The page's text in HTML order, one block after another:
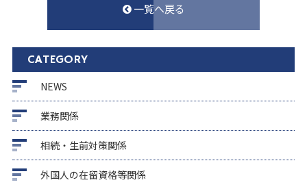
一覧へ戻る
CATEGORY
NEWS
業務関係
相続・生前対策関係
外国人の在留資格等関係